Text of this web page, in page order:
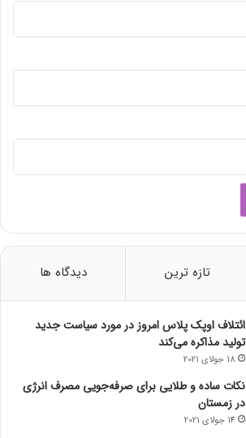
تازه ترین دیدگاه ها
ائتلاف اوپک پلاس امروز در مورد سیاست جدید
تولید مذاکره می‌کند
18 جولای 2021
نکات ساده و طلایی برای صرفه‌جویی مصرف انرژی
در زمستان
14 جولای 2021